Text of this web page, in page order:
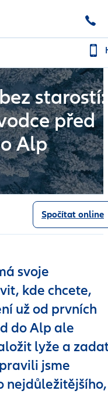
starostí:
před
Alp
Spočítat online
svoje
kde chcete,
už od prvních
do Alp ale
lyže a
jsme
nejdůležitějšího,